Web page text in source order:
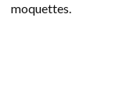
moquettes.